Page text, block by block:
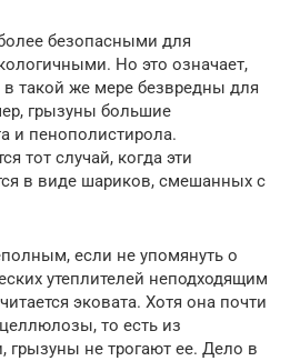
безопасными для
Но это означает,
в такой же мере безвредны для
грызуны большие
и пенополистирола.
тот случай, когда эти
в виде шариков, смешанных с
если не упомянуть о
утеплителей неподходящим
эковата. Хотя она почти
то есть из
грызуны не трогают ее. Дело в